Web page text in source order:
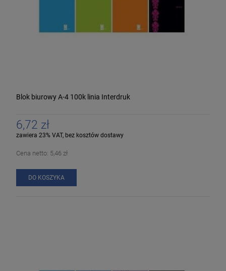
Blok biurowy A-4 100k linia Interdruk
6,72 zł
zawiera 23% VAT, bez kosztów dostawy
Cena netto: 5,46 zł
DO KOSZYKA